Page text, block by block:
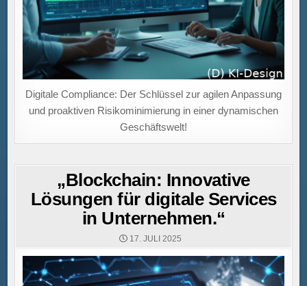
Digitale Compliance: Der Schlüssel zur agilen Anpassung
und proaktiven Risikominimierung in einer dynamischen
Geschäftswelt!
„Blockchain: Innovative
Lösungen für digitale Services
in Unternehmen.“
17. JULI 2025